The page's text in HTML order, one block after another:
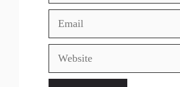
Email
Website